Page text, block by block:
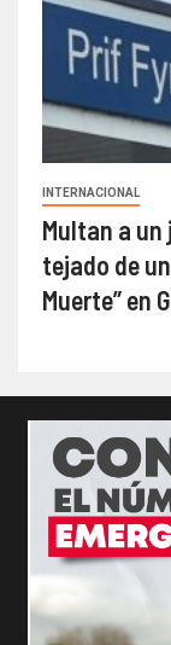
INTERNACIONAL
Multan a un
tejado de
Muerte” en